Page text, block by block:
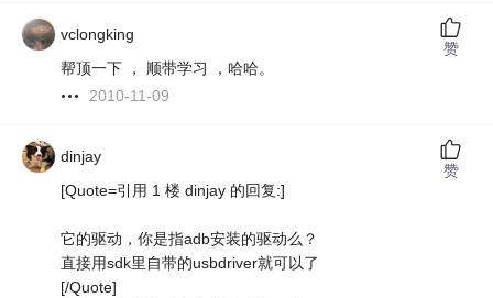
vclongking
帮顶一下 ， 顺带学习 ，哈哈。
2010-11-09
赞
dinjay
[Quote=引用 1 楼 dinjay 的回复:]
它的驱动，你是指adb安装的驱动么？
直接用sdk里自带的usbdriver就可以了
[/Quote]
赞